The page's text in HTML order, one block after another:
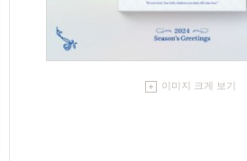
이미지 크게 보기